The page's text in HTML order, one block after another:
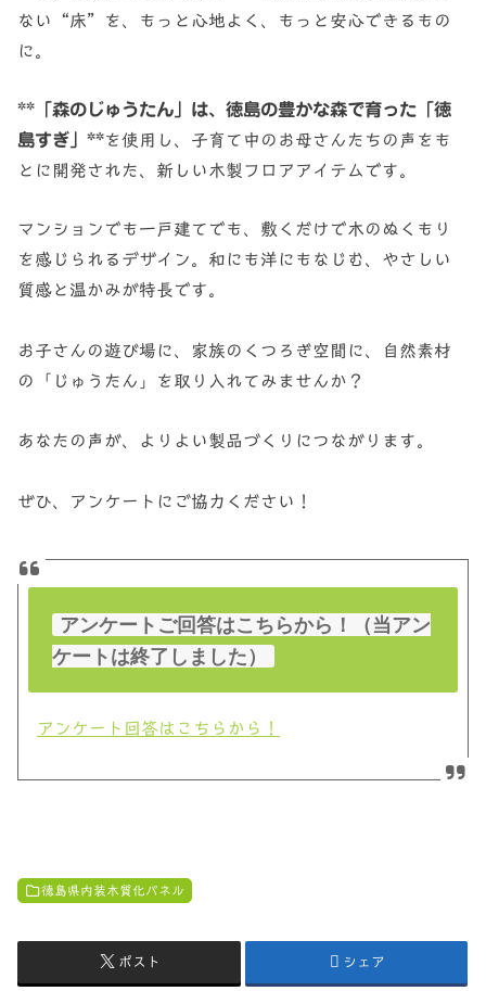
ない“床”を、もっと心地よく、もっと安心できるもの
に。
**「森のじゅうたん」は、徳島の豊かな森で育った「徳
島すぎ」**を使用し、子育て中のお母さんたちの声をも
とに開発された、新しい木製フロアアイテムです。
マンションでも一戸建てでも、敷くだけで木のぬくもり
を感じられるデザイン。和にも洋にもなじむ、やさしい
質感と温かみが特長です。
お子さんの遊び場に、家族のくつろぎ空間に、自然素材
の「じゅうたん」を取り入れてみませんか？
あなたの声が、よりよい製品づくりにつながります。
ぜひ、アンケートにご協力ください！
アンケートご回答はこちらから！（当アン
ケートは終了しました）
アンケート回答はこちらから！
徳島県内装木質化パネル
ポスト シェア